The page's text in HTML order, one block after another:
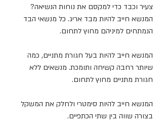
צעיר וכבד כדי למקסם את נוחות הנשיאה?
המנשא חייב להיות מבד אריג. כל מנשאי הבד
הנמתחים למיניהם מחוץ לתחום.
המנשא חייב להיות בעל חגורת מתניים, כמה
שיותר רחבה קשיחה ותומכת. מנשאים ללא
חגורת מתניים מחוץ לתחום.
המנשא חייב להיות סימטרי ולחלק את המשקל
בצורה שווה בין שתי הכתפיים.